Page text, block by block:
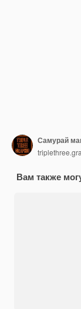
Самурай
Вам также